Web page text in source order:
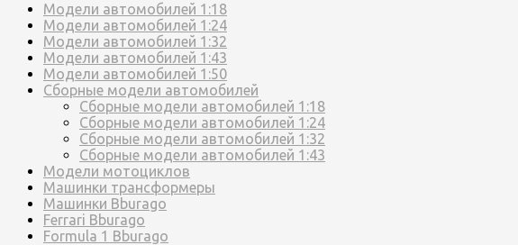
Модели автомобилей 1:18
Модели автомобилей 1:24
Модели автомобилей 1:32
Модели автомобилей 1:43
Модели автомобилей 1:50
Сборные модели автомобилей
Сборные модели автомобилей 1:18
Сборные модели автомобилей 1:24
Сборные модели автомобилей 1:32
Сборные модели автомобилей 1:43
Модели мотоциклов
Машинки трансформеры
Машинки Bburago
Ferrari Bburago
Formula 1 Bburago